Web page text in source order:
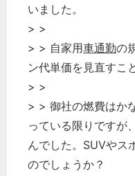
いました。
> >
> > 自家用車通勤の
ン代単価を見直すこ
> >
> > 御社の燃費はか
っている限りですが
んでした。SUVやス
のでしょうか？